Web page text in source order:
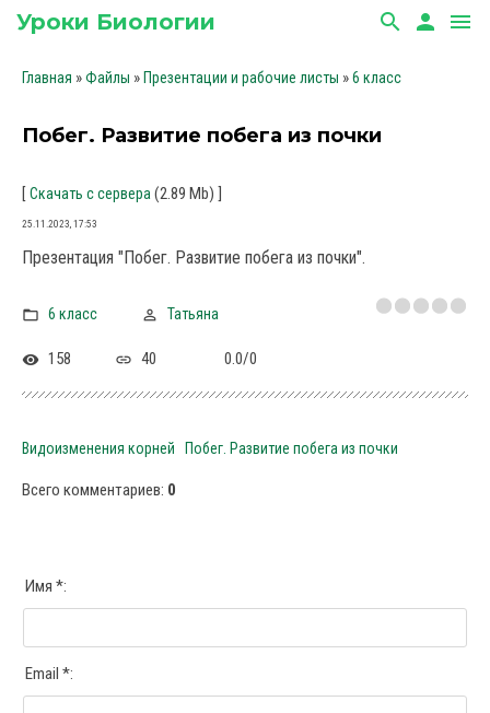
Уроки Биологии search person menu
Главная »Файлы » Презентации и рабочие листы »6 класс
Побег. Развитие побега из почки
[Скачать с сервера (2.89 Mb) ]
25.11.2023, 17:53
Презентация "Побег. Развитие побега из почки".
6 класс Татьяна
158 40 0.0/0
Видоизменения корней Побег. Развитие побега из почки
Всего комментариев: 0
Имя *:
Email *: